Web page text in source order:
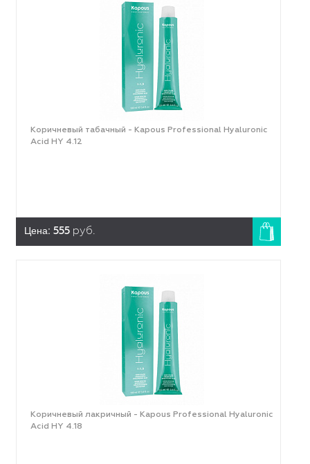
Коричневый табачный - Kapous Professional Hyaluronic
Acid HY 4.12
Цена: 555 руб.
Коричневый лакричный - Kapous Professional Hyaluronic
Acid HY 4.18